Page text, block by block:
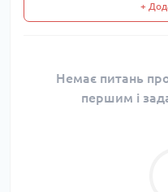
+
Немає питань
першим і